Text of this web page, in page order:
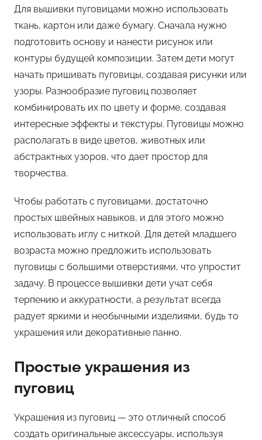
Для вышивки пуговицами можно использовать
ткань, картон или даже бумагу. Сначала нужно
подготовить основу и нанести рисунок или
контуры будущей композиции. Затем дети могут
начать пришивать пуговицы, создавая рисунки или
узоры. Разнообразие пуговиц позволяет
комбинировать их по цвету и форме, создавая
интересные эффекты и текстуры. Пуговицы можно
располагать в виде цветов, животных или
абстрактных узоров, что дает простор для
творчества.
Чтобы работать с пуговицами, достаточно
простых швейных навыков, и для этого можно
использовать иглу с ниткой. Для детей младшего
возраста можно предложить использовать
пуговицы с большими отверстиями, что упростит
задачу. В процессе вышивки дети учат себя
терпению и аккуратности, а результат всегда
радует яркими и необычными изделиями, будь то
украшения или декоративные панно.
Простые украшения из
пуговиц
Украшения из пуговиц — это отличный способ
создать оригинальные аксессуары, используя